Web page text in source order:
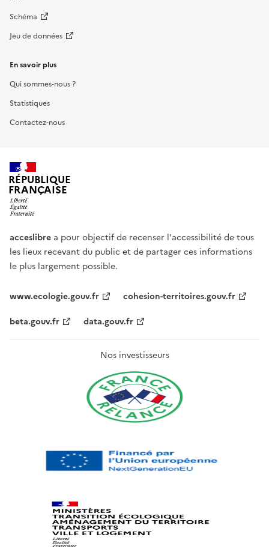
Schéma
Jeu de données
En savoir plus
Qui sommes-nous ?
Statistiques
Contactez-nous
RÉPUBLIQUE
FRANÇAISE
acceslibre a pour objectif de recenser l'accessibilité de tous
les lieux recevant du public et de partager ces informations
le plus largement possible.
www.ecologie.gouv.fr
cohesion-territoires.gouv.fr
beta.gouv.fr
data.gouv.fr
Nos investisseurs